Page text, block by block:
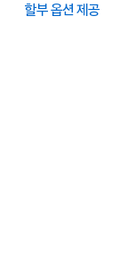
할부 옵션 제공